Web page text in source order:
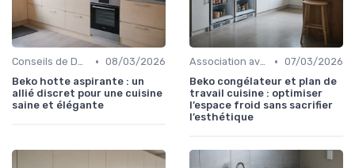
Conseils de Design • 08/03/2026
Beko hotte aspirante : un
allié discret pour une cuisine
saine et élégante
Association avec les Armoires de Cuisine • 07/03/2026
Beko congélateur et plan de
travail cuisine : optimiser
l’espace froid sans sacrifier
l’esthétique